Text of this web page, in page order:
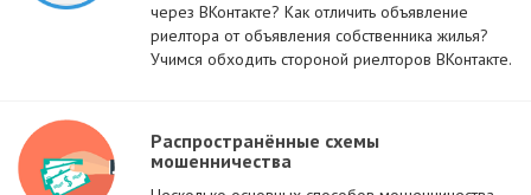
через ВКонтакте? Как отличить объявление
риелтора от объявления собственника жилья?
Учимся обходить стороной риелторов ВКонтакте.
Распространённые схемы
мошенничества